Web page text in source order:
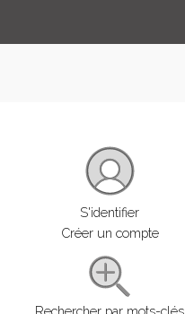
S'identifier
Créer un compte
Rechercher par mots-clés